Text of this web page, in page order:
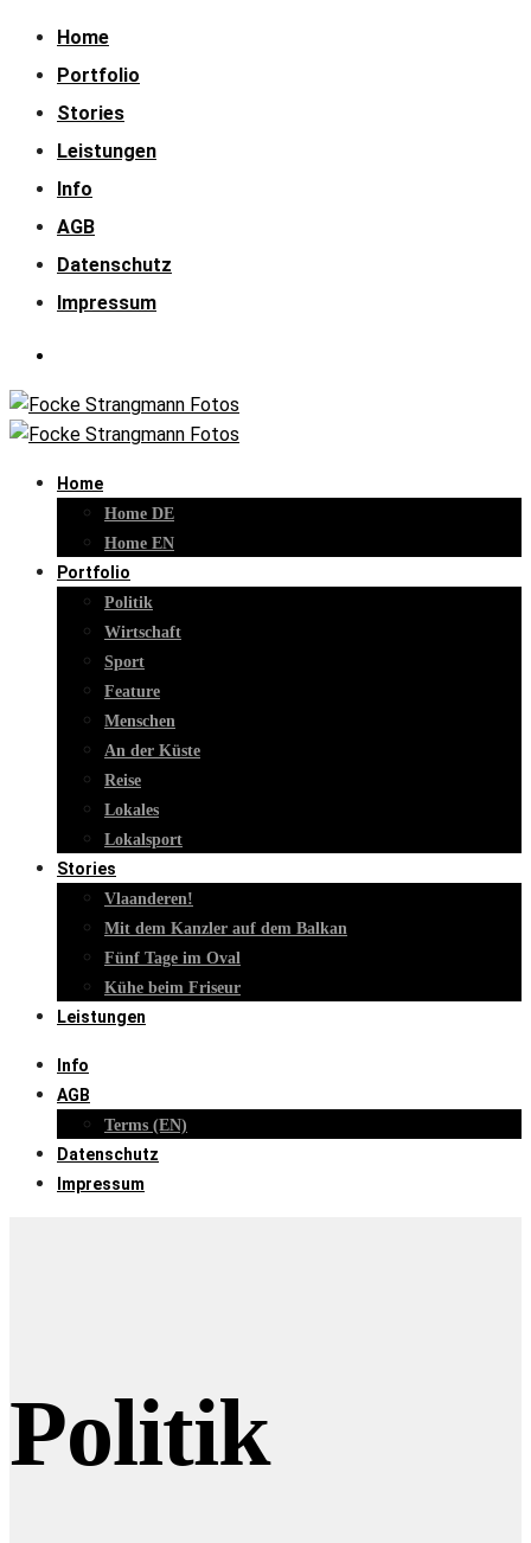
Home
Portfolio
Stories
Leistungen
Info
AGB
Datenschutz
Impressum
Home
Home DE
Home EN
Portfolio
Politik
Wirtschaft
Sport
Feature
Menschen
An der Küste
Reise
Lokales
Lokalsport
Stories
Vlaanderen!
Mit dem Kanzler auf dem Balkan
Fünf Tage im Oval
Kühe beim Friseur
Leistungen
Info
AGB
Terms (EN)
Datenschutz
Impressum
Politik